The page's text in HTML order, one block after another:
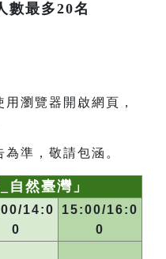
數最多20名
瀏覽器開啟網頁，
準，敬請包涵。
自然臺灣」
14:0
0
15:00/16:0
0